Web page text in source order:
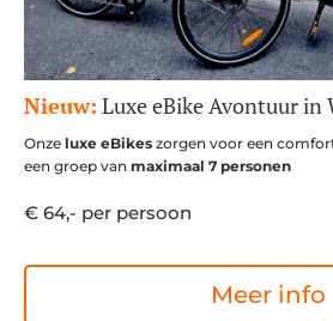
Nieuw: Luxe eBike Avontuur in
Onze luxe eBikes zorgen voor een
een groep van maximaal 7 personen
€ 64,- per persoon
Meer info